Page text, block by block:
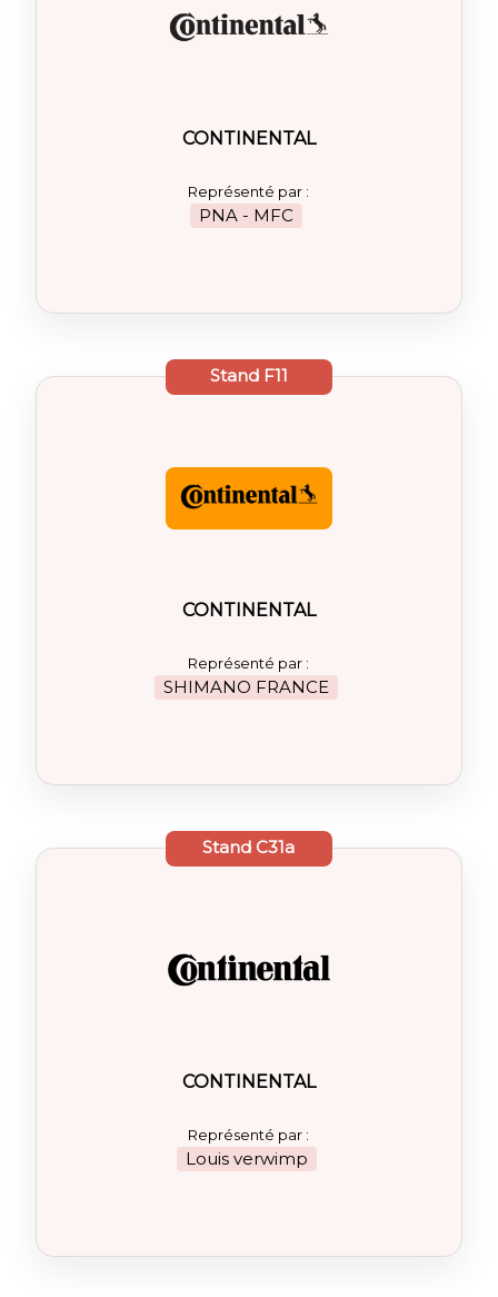
CONTINENTAL
Représenté par :
PNA - MFC
StandF11
CONTINENTAL
Représenté par :
SHIMANO FRANCE
Stand C31a
CONTINENTAL
Représenté par :
Louis verwimp